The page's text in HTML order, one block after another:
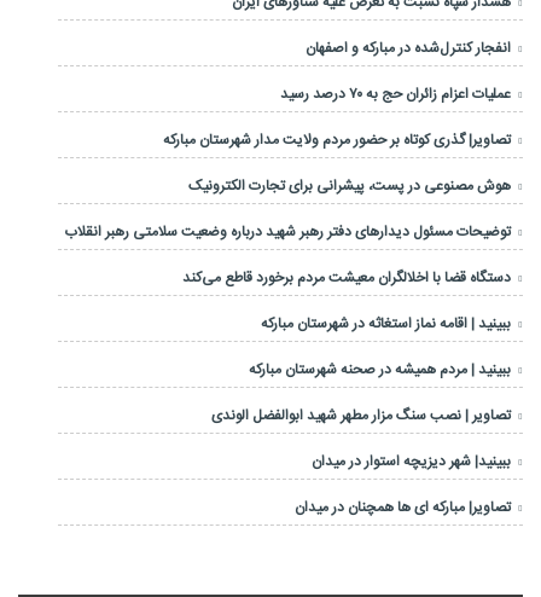
انفجار کنترل‌شده در مبارکه و اصفهان
عملیات اعزام زائران حج به ۷۰ درصد رسید
تصاویر| گذری کوتاه بر حضور مردم ولایت مدار شهرستان مبارکه
هوش مصنوعی در پست، پیشرانی برای تجارت الکترونیک
توضیحات مسئول دیدارهای دفتر رهبر شهید درباره وضعیت سلامتی رهبر انقلاب
دستگاه قضا با اخلالگران معیشت مردم برخورد قاطع می‌کند
ببینید | اقامه نماز استغاثه در شهرستان مبارکه
ببینید | مردم همیشه در صحنه شهرستان مبارکه
تصاویر | نصب سنگ مزار مطهر شهید ابوالفضل الوندی
ببینید| شهر دیزیچه استوار در میدان
تصاویر| مبارکه ای ها همچنان در میدان